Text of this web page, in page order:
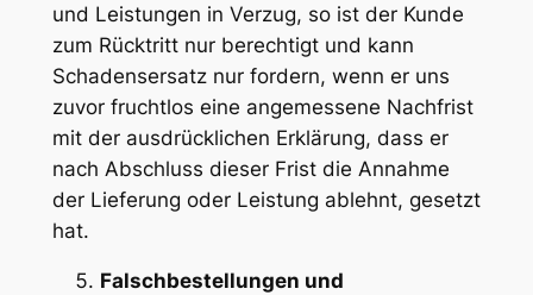
und Leistungen in Verzug, so ist der Kunde
zum Rücktritt nur berechtigt und kann
Schadensersatz nur fordern, wenn er uns
zuvor fruchtlos eine angemessene Nachfrist
mit der ausdrücklichen Erklärung, dass er
nach Abschluss dieser Frist die Annahme
der Lieferung oder Leistung ablehnt, gesetzt
hat.
Falschbestellungen und